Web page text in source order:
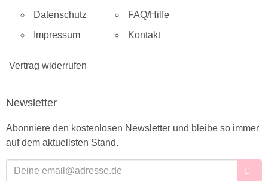
Datenschutz
Impressum
FAQ/Hilfe
Kontakt
Vertrag widerrufen
Newsletter
Abonniere den kostenlosen Newsletter und bleibe so immer
auf dem aktuellsten Stand.
E-Mailadresse